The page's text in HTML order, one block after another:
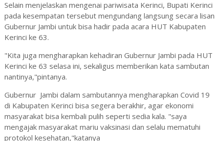
Selain menjelaskan mengenai pariwisata Kerinci, Bupati Kerinci
pada kesempatan tersebut mengundang langsung secara lisan
Gubernur Jambi untuk bisa hadir pada acara HUT Kabupaten
Kerinci ke 63.
"Kita juga mengharapkan kehadiran Gubernur Jambi pada HUT
Kerinci ke 63 selasa ini, sekaligus memberikan kata sambutan
nantinya,"pintanya.
Gubernur Jambi dalam sambutannya mengharapkan Covid 19
di Kabupaten Kerinci bisa segera berakhir, agar ekonomi
masyarakat bisa kembali pulih seperti sedia kala. "saya
mengajak masyarakat mariu vaksinasi dan selalu mematuhi
protokol kesehatan,"katanya